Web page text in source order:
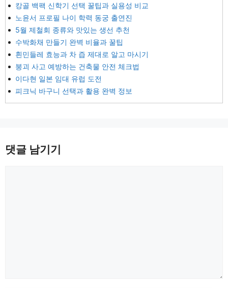
캉골 백팩 신학기 선택 꿀팁과 실용성 비교
노윤서 프로필 나이 학력 동궁 출연진
5월 제철회 종류와 맛있는 생선 추천
수박화채 만들기 완벽 비율과 꿀팁
흰민들레 효능과 차 즙 제대로 알고 마시기
붕괴 사고 예방하는 건축물 안전 체크법
이다현 일본 임대 유럽 도전
피크닉 바구니 선택과 활용 완벽 정보
댓글 남기기